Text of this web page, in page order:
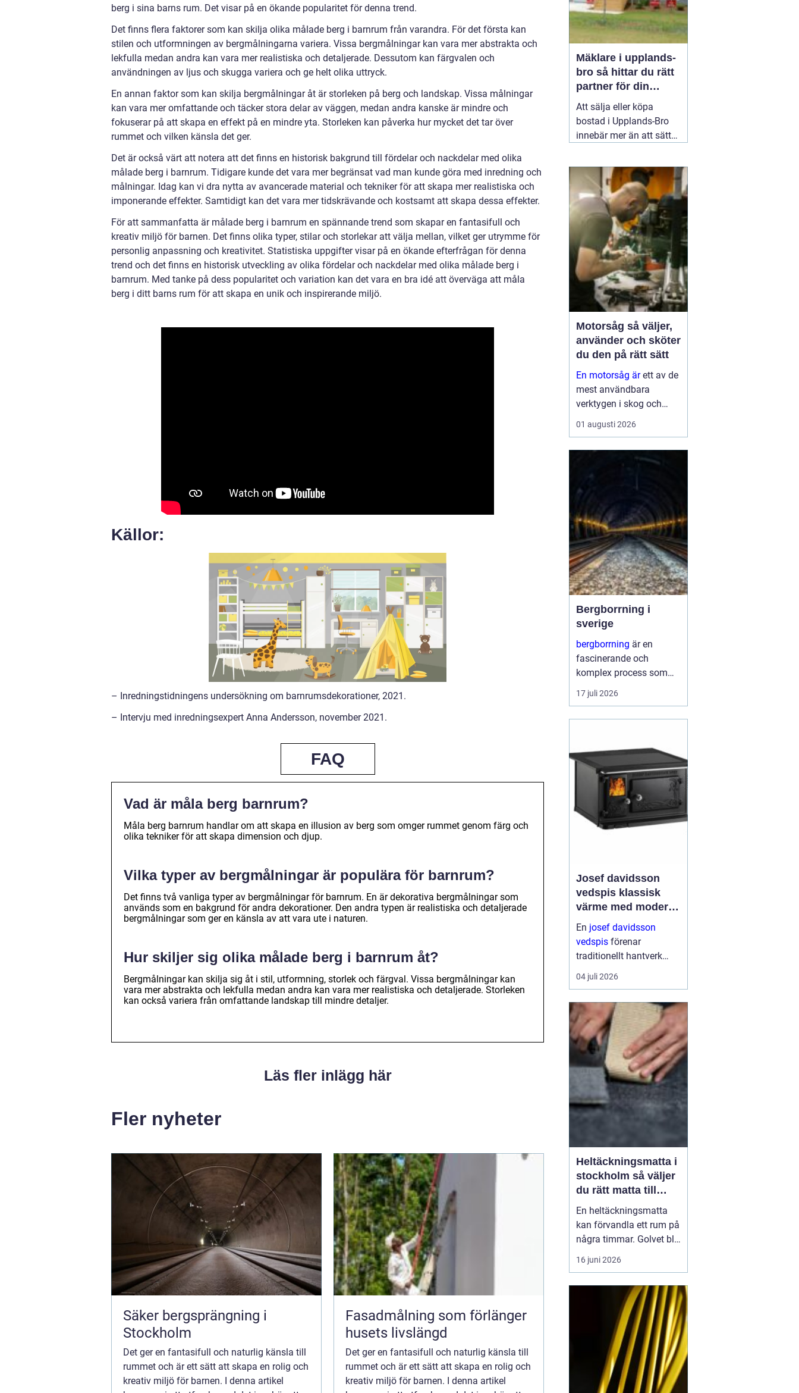
berg i sina barns rum. Det visar på en ökande popularitet för denna trend.
Det finns flera faktorer som kan skilja olika målade berg i barnrum från varandra. För det första kan
stilen och utformningen av bergmålningarna variera. Vissa bergmålningar kan vara mer abstrakta och
lekfulla medan andra kan vara mer realistiska och detaljerade. Dessutom kan färgvalen och
användningen av ljus och skugga variera och ge helt olika uttryck.
En annan faktor som kan skilja bergmålningar åt är storleken på berg och landskap. Vissa målningar
kan vara mer omfattande och täcker stora delar av väggen, medan andra kanske är mindre och
fokuserar på att skapa en effekt på en mindre yta. Storleken kan påverka hur mycket det tar över
rummet och vilken känsla det ger.
Det är också värt att notera att det finns en historisk bakgrund till fördelar och nackdelar med olika
målade berg i barnrum. Tidigare kunde det vara mer begränsat vad man kunde göra med inredning och
målningar. Idag kan vi dra nytta av avancerade material och tekniker för att skapa mer realistiska och
imponerande effekter. Samtidigt kan det vara mer tidskrävande och kostsamt att skapa dessa effekter.
För att sammanfatta är målade berg i barnrum en spännande trend som skapar en fantasifull och
kreativ miljö för barnen. Det finns olika typer, stilar och storlekar att välja mellan, vilket ger utrymme för
personlig anpassning och kreativitet. Statistiska uppgifter visar på en ökande efterfrågan för denna
trend och det finns en historisk utveckling av olika fördelar och nackdelar med olika målade berg i
barnrum. Med tanke på dess popularitet och variation kan det vara en bra idé att överväga att måla
berg i ditt barns rum för att skapa en unik och inspirerande miljö.
Källor:
– Inredningstidningens undersökning om barnrumsdekorationer, 2021.
– Intervju med inredningsexpert Anna Andersson, november 2021.
FAQ
Vad är måla berg barnrum?
Måla berg barnrum handlar om att skapa en illusion av berg som omger rummet genom färg och
olika tekniker för att skapa dimension och djup.
Vilka typer av bergmålningar är populära för barnrum?
Det finns två vanliga typer av bergmålningar för barnrum. En är dekorativa bergmålningar som
används som en bakgrund för andra dekorationer. Den andra typen är realistiska och detaljerade
bergmålningar som ger en känsla av att vara ute i naturen.
Hur skiljer sig olika målade berg i barnrum åt?
Bergmålningar kan skilja sig åt i stil, utformning, storlek och färgval. Vissa bergmålningar kan
vara mer abstrakta och lekfulla medan andra kan vara mer realistiska och detaljerade. Storleken
kan också variera från omfattande landskap till mindre detaljer.
Läs fler inlägg här
Fler nyheter
Säker bergsprängning i
Stockholm
Det ger en fantasifull och naturlig känsla till
rummet och är ett sätt att skapa en rolig och
kreativ miljö för barnen. I denna artikel
Fasadmålning som förlänger
husets livslängd
Det ger en fantasifull och naturlig känsla till
rummet och är ett sätt att skapa en rolig och
kreativ miljö för barnen. I denna artikel
Mäklare i upplands-
bro så hittar du rätt
partner för din
bostadsaffär
Att sälja eller köpa
bostad i Upplands-Bro
innebär mer än att sätta
annons. Marknaden rör
sig snabbt, varje område
har sina egna
förutsättningar och små
detaljer kan göra stor
skillnad för slutpriset. En
02 augusti 2026
Motorsåg så väljer,
använder och sköter
du den på rätt sätt
En motorsåg ärett av de
mest användbara
verktygen i skog och
trädgård. Den sparar tid,
gör tunga jobb möjliga
avgörande del av både
yrkesliv och fritid.
Samtidigt kräver
verktyget respekt, kun...
01 augusti 2026
Bergborrning i
sverige
bergborrning är en
fascinerande och
komplex process som
innefattar att borra
genom sten och
av stabila fundament
för...
17 juli 2026
Josef davidsson
vedspis klassisk
värme med modern
funktion
En josef davidsson
vedspis förenar
traditionellt hantverk
med dagens krav på
effektiv, trygg och
uppvärmning. Många
uppskattar känslan av
en levande eld i köket,...
04 juli 2026
Heltäckningsmatta i
stockholm så väljer
du rätt matta till
hem och kontor
En heltäckningsmatta
kan förvandla ett rum på
några timmar. Golvet blir
mjukare, ljudnivån
sjunker och hela miljön
Stockholm syns trenden
tydligt både i hem och
på kontor. Samtidigt har
många kvar en gammal
bild av heltäckningsma...
16 juni 2026